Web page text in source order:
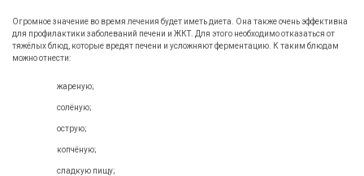
Огромное значение во время лечения будет иметь диета. Она также очень эффективна
для профилактики заболеваний печени и ЖКТ. Для этого необходимо отказаться от
тяжёлых блюд, которые вредят печени и усложняют ферментацию. К таким блюдам
можно отнести:
жареную;
солёную;
острую;
копчёную;
сладкую пищу;